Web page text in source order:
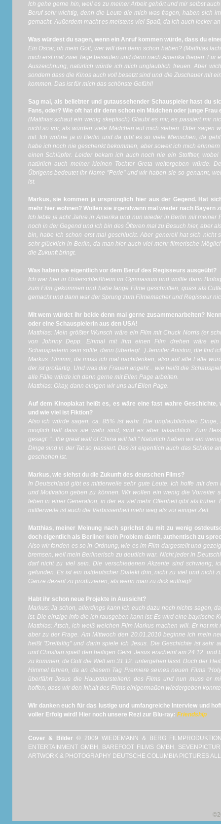
Ich gehe gerne hin, weil es zu meiner Arbeit gehört und mir selbst
Beruf sehr wichtig, denn die Leute die mich was fragen, haben sich
gemacht. Außerdem macht es meistens viel Spaß, da ich auch locker
Was würdest du sagen, wenn ein Anruf kommen würde, dass du
Ein Oscar, oh mein Gott, wer will den denn schon haben? (Matthias
mich erst mal zwei Tage besaufen und dann nach Amerika fliegen. Für
Auszeichnung, natürlich würde ich mich unglaublich freuen. Aber
sondern dass die Kinos auch voll besetzt sind und die Zuschauer mit
kommen. Das ist für mich das schönste Gefühl!
Sag mal, als beliebter und gutaussehender Schauspieler hast du
Fans, oder? Wie oft hat dir denn schon ein Mädchen oder junge Frau
(Matthias schaut ein wenig skeptisch) Glaubt es mir, es passiert mir
nicht so vor, als würden viele Mädchen auf mich stehen. Oder sagen
mit. Ich wohne ja in Berlin und da gibt es so viele Menschen, da
habe ich noch nie geschenkt bekommen, aber soweit ich mich
einen Schlüpfer. Leider bekam ich auch noch nie ein Stofftier,
natürlich auch meiner kleinen Tochter Greta weitergeben würde.
Übrigens bedeutet ihr Name "Perle" und wir haben sie so genannt,
ist.
Markus, sie kommen ja ursprünglich hier aus der Gegend. Hat
mehr hier wohnen? Wollen sie irgendwann mal wieder nach Bayern
Ich lebte ja acht Jahre in Amerika und nun wieder in Berlin mit meiner
noch in der Gegend und ich bin des Öfteren mal zu Besuch hier, aber
bin, habe ich schon erst mal geschluckt. Aber generell hat sich nicht
sehr glücklich in Berlin, da man hier auch viel mehr filmerische
die Zukunft bringt.
Was haben sie eigentlich vor dem Beruf des Regisseurs ausgeübt?
Ich war hier in Unterschleißheim im Gymnasium und wollte dann
zum Film gekommen und habe lange Filme geschnitten, quasi als
gemacht und dann war der Sprung zum Filmemacher und Regisseur
Mit wem würdet ihr beide denn mal gerne zusammenarbeiten?
oder eine Schauspielerin aus den USA!
Matthias: Mein größter Wunsch wäre ein Film mit Chuck Norris (er
von Johnny Depp. Einmal mit ihm einen Film drehen wäre
Schauspielerin sein sollte, dann (überlegt...) Jennifer Aniston, die find
Markus: Hmmm, da muss ich mal nachdenken, also auf alle Fälle
der ist großartig. Und was die Frauen angeht... wie heißt die
alle Fälle würde ich dann gerne mit Ellen Page arbeiten.
Matthias: Okay, dann einigen wir uns auf Ellen Page.
Auf dem Kinoplakat heißt es, es wäre eine fast wahre
und wie viel ist Fiktion?
Also ich würde sagen, ca. 85% ist wahr. Die unglaublichsten
möglich hält dass sie wahr sind, sind es aber tatsächlich. Zum
gesagt: "...the great wall of China will fall." Natürlich haben wir ein
Dinge sind in der Tat so passiert. Das ist eigentlich auch das Schöne
geschehen ist.
Markus, wie siehst du die Zukunft des deutschen Films?
In Deutschland gibt es mittlerweile sehr gute Leute. Ich hoffe mit
und Motivation geben zu können. Wir wollen ein wenig die Vorreiter
leben in einer Generation, in der es viel mehr Offenheit gibt als früher.
mittlerweile ist auch die Verbissenheit mehr weg als vor einiger Zeit.
Matthias, meiner Meinung nach sprichst du mit zu wenig
doch eigentlich als Berliner kein Problem damit, authentisch zu
Also wir fanden es so in Ordnung, wie es im Film dargestellt und
bremsen, weil mein Berlinerisch zu deutlich war. Nicht jeder in
darf nicht zu viel sein. Die verschiedenen Akzente sind schwierig,
gefunden. Es ist ein ostdeutscher Dialekt drin, nicht zu viel und nicht
Ganze dezent zu produzieren, als wenn man zu dick aufträgt!
Habt ihr schon neue Projekte in Aussicht?
Markus: Ja schon, allerdings kann ich euch dazu noch nichts sagen,
ist. Die einzige Info die ich rausgeben kann ist: Es wird eine bayrische
Matthias: Ätsch, ich weiß welchen Film Markus machen will. Er hat
aber zu der Frage. Am Mittwoch den 20.01.2010 beginne ich mein
heißt "Dreifaltig" und darin spiele ich Jesus. Die Geschichte ist sehr
und Christian spielt den heiligen Geist. Jesus erscheint am 24.12. und
zu kommen, da Gott die Welt am 31.12. untergehen lässt. Doch der
Himmel fahren, da an diesem Tag Premiere seines neuen Films
überfährt Jesus die Hauptdarstellerin des Films und nun muss er
hoffen, dass wir den Inhalt des Films einigermaßen wiedergeben
Wir danken euch für das lustige und umfangreiche Interview und
voller Erfolg wird! Hier noch unsere Rezi zur Blu-ray: Friendship
Cover & Bilder © 2009 WIEDEMANN & BERG
ENTERTAINMENT GMBH, BAREFOOT FILMS GMBH,
ARTWORK & PHOTOGRAPHY DEUTSCHE COLUMBIA PICTURES